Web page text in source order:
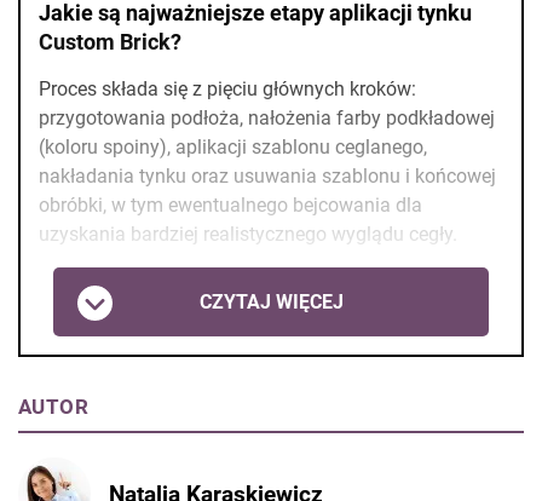
Jakie są najważniejsze etapy aplikacji tynku
Custom Brick?
Proces składa się z pięciu głównych kroków:
przygotowania podłoża, nałożenia farby podkładowej
(koloru spoiny), aplikacji szablonu ceglanego,
nakładania tynku oraz usuwania szablonu i końcowej
obróbki, w tym ewentualnego bejcowania dla
uzyskania bardziej realistycznego wyglądu cegły.
CZYTAJ WIĘCEJ
AUTOR
Natalia Karaskiewicz